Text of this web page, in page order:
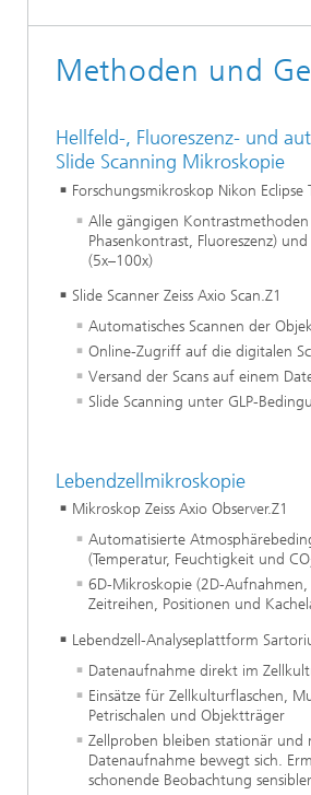
Methoden und
Hellfeld-, Fluoreszenz- und
Slide Scanning Mikroskopie
Forschungsmikroskop Nikon Eclipse
Alle gängigen Kontrastmethoden
Phasenkontrast, Fluoreszenz)
(5x–100x)
Slide Scanner Zeiss Axio Scan.Z1
Automatisches Scannen der
Online-Zugriff auf die digitalen
Versand der Scans auf einem
Slide Scanning unter GLP-
Lebendzellmikroskopie
Mikroskop Zeiss Axio Observer.Z1
Automatisierte
(Temperatur, Feuchtigkeit und CO
6D-Mikroskopie (2D-Aufnahmen,
Zeitreihen, Positionen und
Lebendzell-Analyseplattform
Datenaufnahme direkt im
Einsätze für Zellkulturflaschen,
Petrischalen und Objektträger
Zellproben bleiben stationär und
Datenaufnahme bewegt sich.
schonende Beobachtung